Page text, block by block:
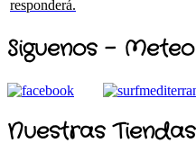
responderá.
Siguenos - Meteo
Nuestras Tiendas